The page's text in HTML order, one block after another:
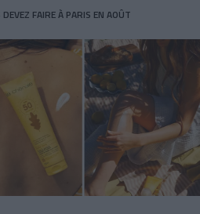
FAIRE À PARIS EN AOÛT